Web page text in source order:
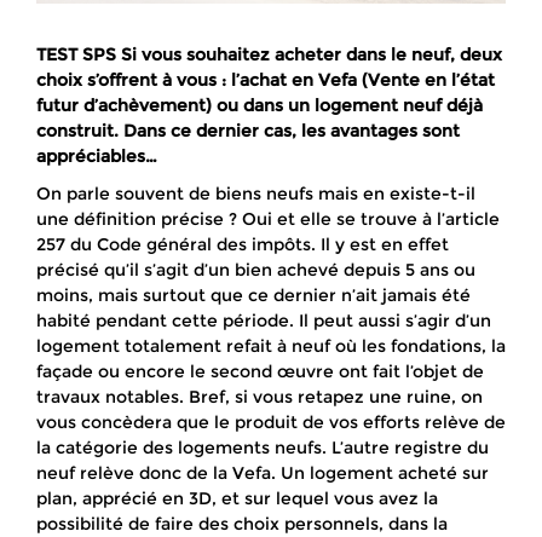
TEST SPS Si vous souhaitez acheter dans le neuf, deux
choix s’offrent à vous : l’achat en Vefa (Vente en l’état
futur d’achèvement) ou dans un logement neuf déjà
construit. Dans ce dernier cas, les avantages sont
appréciables…
On parle souvent de biens neufs mais en existe-t-il
une définition précise ? Oui et elle se trouve à l’article
257 du Code général des impôts. Il y est en effet
précisé qu’il s’agit d’un bien achevé depuis 5 ans ou
moins, mais surtout que ce dernier n’ait jamais été
habité pendant cette période. Il peut aussi s’agir d’un
logement totalement refait à neuf où les fondations, la
façade ou encore le second œuvre ont fait l’objet de
travaux notables. Bref, si vous retapez une ruine, on
vous concèdera que le produit de vos efforts relève de
la catégorie des logements neufs. L’autre registre du
neuf relève donc de la Vefa. Un logement acheté sur
plan, apprécié en 3D, et sur lequel vous avez la
possibilité de faire des choix personnels, dans la